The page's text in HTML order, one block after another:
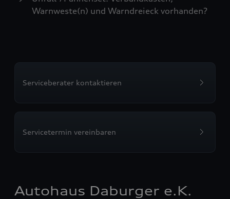
Warnweste(n) und Warndreieck vorhanden?
Serviceberater kontaktieren
Servicetermin vereinbaren
Autohaus Daburger e.K.